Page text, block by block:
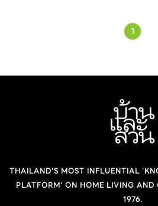
ตั้งระบบพลังงานแสงอาทิตย์บนหลัง
ซึ่งบ้านที่เหมาะจะติดตั้งระบบโซลาร์เ
การเปิดเครื่องปรับอากาศเป็นประจำ
ไฟจำนวนมาก เช่น บ้านที่อยู่กันเป็น
ค่าไฟมากกว่า 3,000 บาท/เดือนขึ้นไ
ที่คุ้มค่าพอจะติดตั้งโซลาร์เซลล์ หาก
1
THAILAND'S MOST INFLUENTIAL
PLATFORM' ON HOME LIVING AND
1976.